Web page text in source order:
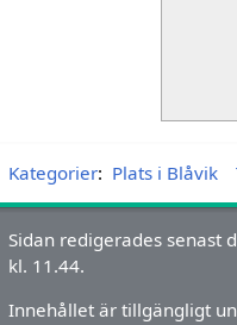
Kategorier: Plats i Blåvik
Sidan redigerades senast
kl. 11.44.
Innehållet är tillgängligt